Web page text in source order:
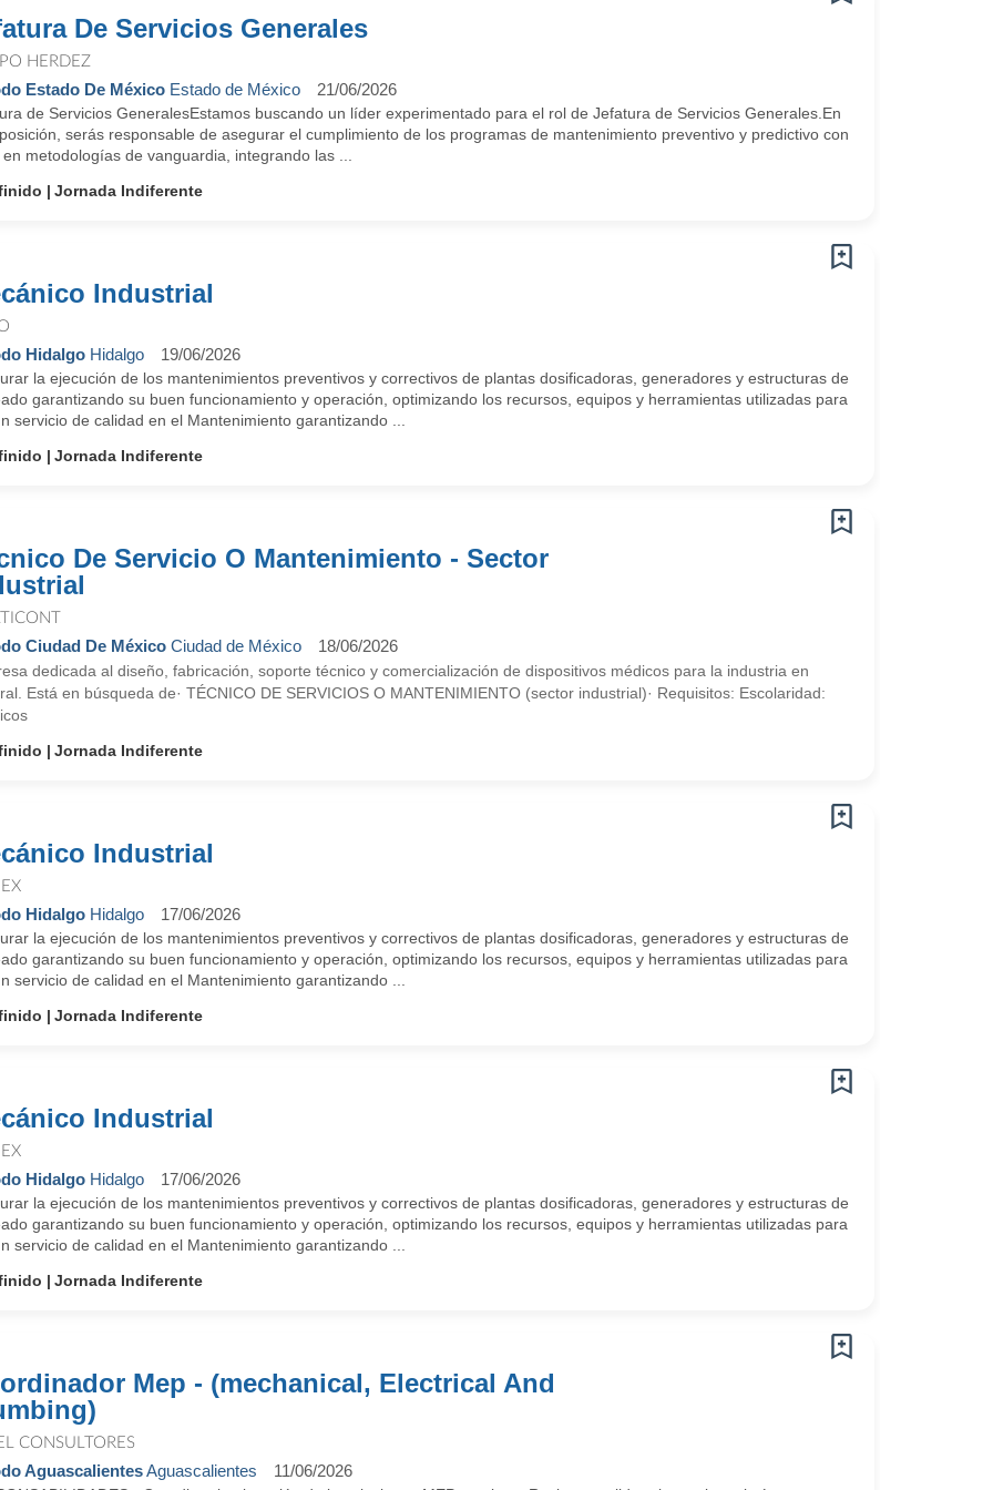
De Servicios Generales
HERDEZ
Estado De MéxicoEstado de México 21/06/2026
de Servicios GeneralesEstamos buscando un líder experimentado para el rol de Jefatura de Servicios Generales.En
serás responsable de asegurar el cumplimiento de los programas de mantenimiento preventivo y predictivo con
metodologías de vanguardia, integrando las ...
Jornada Indiferente
Industrial
HidalgoHidalgo 19/06/2026
la ejecución de los mantenimientos preventivos y correctivos de plantas dosificadoras, generadores y estructuras de
garantizando su buen funcionamiento y operación, optimizando los recursos, equipos y herramientas utilizadas para
servicio de calidad en el Mantenimiento garantizando ...
Jornada Indiferente
De Servicio O Mantenimiento - Sector
Ciudad De MéxicoCiudad de México 18/06/2026
dedicada al diseño, fabricación, soporte técnico y comercialización de dispositivos médicos para la industria en
Está en búsqueda de· TÉCNICO DE SERVICIOS O MANTENIMIENTO (sector industrial)· Requisitos: Escolaridad:
Jornada Indiferente
Industrial
HidalgoHidalgo 17/06/2026
la ejecución de los mantenimientos preventivos y correctivos de plantas dosificadoras, generadores y estructuras de
garantizando su buen funcionamiento y operación, optimizando los recursos, equipos y herramientas utilizadas para
servicio de calidad en el Mantenimiento garantizando ...
Jornada Indiferente
Industrial
HidalgoHidalgo 17/06/2026
la ejecución de los mantenimientos preventivos y correctivos de plantas dosificadoras, generadores y estructuras de
garantizando su buen funcionamiento y operación, optimizando los recursos, equipos y herramientas utilizadas para
servicio de calidad en el Mantenimiento garantizando ...
Jornada Indiferente
Mep - (mechanical, Electrical And
CONSULTORES
AguascalientesAguascalientes 11/06/2026